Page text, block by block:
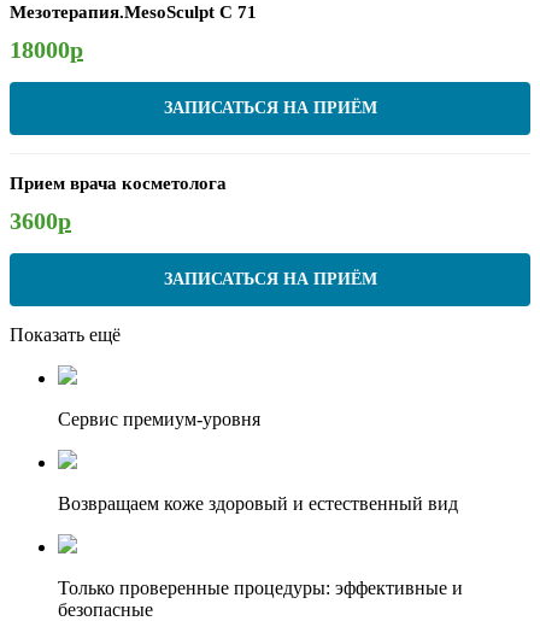
Мезотерапия.MesoSculpt C 71
18000р
ЗАПИСАТЬСЯ НА ПРИЁМ
Прием врача косметолога
3600р
ЗАПИСАТЬСЯ НА ПРИЁМ
Показать ещё
Сервис премиум-уровня
Возвращаем коже здоровый и естественный вид
Только проверенные процедуры: эффективные и
безопасные